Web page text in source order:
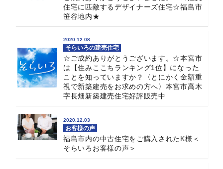
住宅に匹敵するデザイナーズ住宅☆福島市
笹谷地内★
2020.12.08
そらいろの建売住宅
☆ご成約ありがとうございます。☆本宮市
は【住みここちランキング1位】になった
ことを知っていますか？〈とにかく金額重
視で新築建売をお求めの方へ〉本宮市高木
字長畑新築建売住宅好評販売中
2020.12.03
お客様の声
福島市内の中古住宅をご購入されたK様＜
そらいろお客様の声＞